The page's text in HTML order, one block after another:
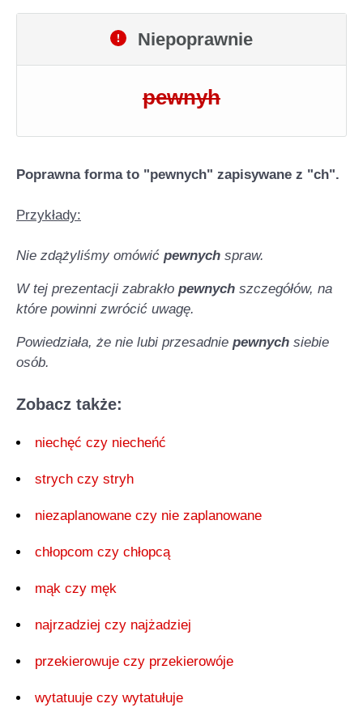
Niepoprawnie
pewnyh
Poprawna forma to "pewnych" zapisywane z "ch".
Przykłady:
Nie zdążyliśmy omówić pewnych spraw.
W tej prezentacji zabrakło pewnych szczegółów, na
które powinni zwrócić uwagę.
Powiedziała, że nie lubi przesadnie pewnych siebie
osób.
Zobacz także:
niechęć czy niecheńć
strych czy stryh
niezaplanowane czy nie zaplanowane
chłopcom czy chłopcą
mąk czy męk
najrzadziej czy najżadziej
przekierowuje czy przekierowóje
wytatuuje czy wytatułuje